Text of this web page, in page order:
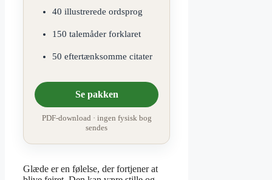
40 illustrerede ordsprog
150 talemåder forklaret
50 eftertænksomme citater
Se pakken
PDF-download · ingen fysisk bog
sendes
Glæde er en følelse, der fortjener at